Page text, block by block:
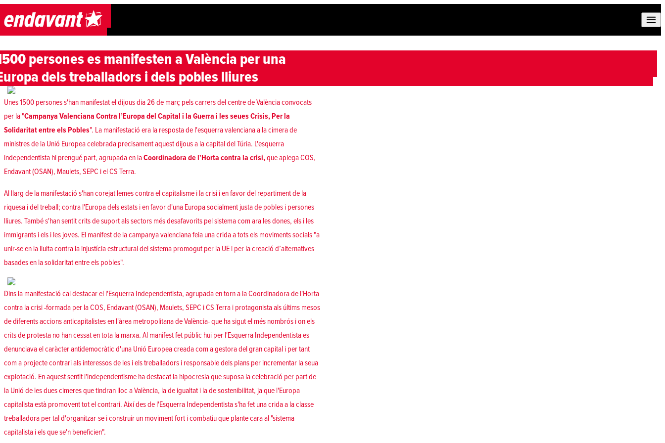
Skip to content
persones es manifesten a València per una
dels treballadors i dels pobles lliures
Unes 1500 persones s'han manifestat el dijous dia 26 de març pels carrers del centre de València convocats
per la "Campanya Valenciana Contra l’Europa del Capital i la Guerra i les seues Crisis, Per la
Solidaritat entre els Pobles". La manifestació era la resposta de l'esquerra valenciana a la cimera de
ministres de la Unió Europea celebrada precisament aquest dijous a la capital del Túria. L'esquerra
independentista hi prengué part, agrupada en laCoordinadora de l'Horta contra la crisi,que aplega COS,
Endavant (OSAN), Maulets, SEPC i el CS Terra.
Al llarg de la manifestació s'han corejat lemes contra el capitalisme i la crisi i en favor del repartiment de la
riquesa i del treball; contra l'Europa dels estats i en favor d'una Europa socialment justa de pobles i persones
lliures. També s'han sentit crits de suport als sectors més desafavorits pel sistema com ara les dones, els i les
immigrants i els i les joves. El manifest de la campanya valenciana feia una crida a tots els moviments socials "a
unir-se en la lluita contra la injustícia estructural del sistema promogut per la UE i per la creació d’alternatives
basades en la solidaritat entre els pobles".
Dins la manifestació cal destacar el l'Esquerra Independentista, agrupada en torn a la Coordinadora de l'Horta
contra la crisi -formada per la COS, Endavant (OSAN), Maulets, SEPC i CS Terra i protagonista als últims mesos
de diferents accions anticapitalistes en l'àrea metropolitana de València- que ha sigut el més nombrós i on els
crits de protesta no han cessat en tota la marxa. Al manifest fet públic hui per l'Esquerra Independentista es
denunciava el caràcter antidemocràtic d'una Unió Europea creada com a gestora del gran capital i per tant
com a projecte contrari als interessos de les i els treballadors i responsable dels plans per incrementar la seua
explotació. En aquest sentit l'independentisme ha destacat la hipocresia que suposa la celebració per part de
la Unió de les dues cimeres que tindran lloc a València, la de igualtat i la de sostenibilitat, ja que l'Europa
capitalista està promovent tot el contrari. Així des de l'Esquerra Independentista s'ha fet una crida a la classe
treballadora per tal d'organitzar-se i construir un moviment fort i combatiu que plante cara al "sistema
capitalista i els que se'n beneficien".